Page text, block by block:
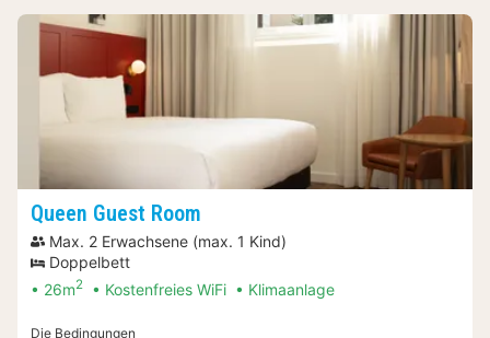
Queen Guest Room
Max. 2 Erwachsene (max. 1 Kind)
Doppelbett
26m2 Kostenfreies WiFi Klimaanlage
Die Bedingungen